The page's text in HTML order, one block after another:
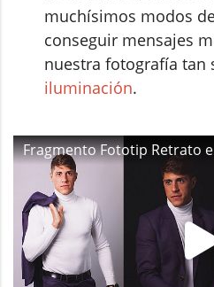
muchísimos modos
conseguir mensajes
nuestra fotografía tan
iluminación.
Fragmento Fototip Retrato